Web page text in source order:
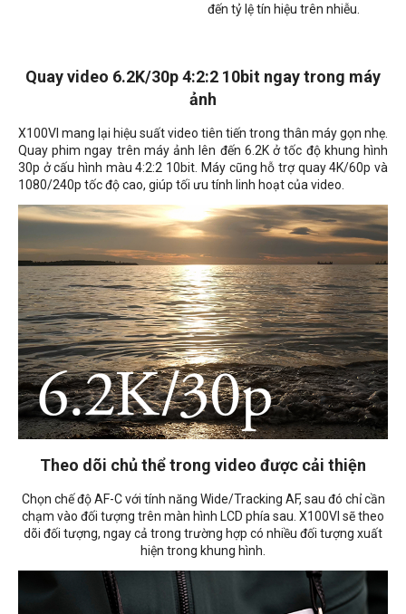
đến tỷ lệ tín hiệu trên nhiễu.
Quay video 6.2K/30p 4:2:2 10bit ngay trong máy
ảnh
X100VI mang lại hiệu suất video tiên tiến trong thân máy gọn nhẹ.
Quay phim ngay trên máy ảnh lên đến 6.2K ở tốc độ khung hình
30p ở cấu hình màu 4:2:2 10bit. Máy cũng hỗ trợ quay 4K/60p và
1080/240p tốc độ cao, giúp tối ưu tính linh hoạt của video.
Theo dõi chủ thể trong video được cải thiện
Chọn chế độ AF-C với tính năng Wide/Tracking AF, sau đó chỉ cần
chạm vào đối tượng trên màn hình LCD phía sau. X100VI sẽ theo
dõi đối tượng, ngay cả trong trường hợp có nhiều đối tượng xuất
hiện trong khung hình.